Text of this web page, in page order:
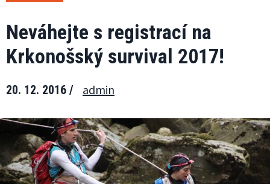
Neváhejte s registrací na
Krkonošský survival 2017!
20. 12. 2016 / admin